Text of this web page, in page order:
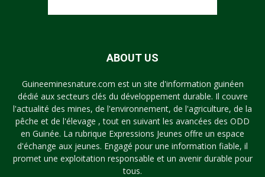
ABOUT US
Guineeminesnature.com est un site d'information guinéen
dédié aux secteurs clés du développement durable. Il couvre
l'actualité des mines, de l'environnement, de l'agriculture, de la
pêche et de l'élevage , tout en suivant les avancées des ODD
en Guinée. La rubrique Expressions Jeunes offre un espace
d'échange aux jeunes. Engagé pour une information fiable, il
promet une exploitation responsable et un avenir durable pour
tous.